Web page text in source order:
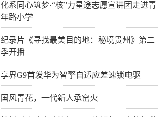
化系同心筑梦·“核”力星途志愿宣讲团走进青
年路小学
纪录片《寻找最美目的地：秘境贵州》第二
季开播
享界G9首发华为智擎自适应差速锁电驱
国风青花，一代新人承窑火